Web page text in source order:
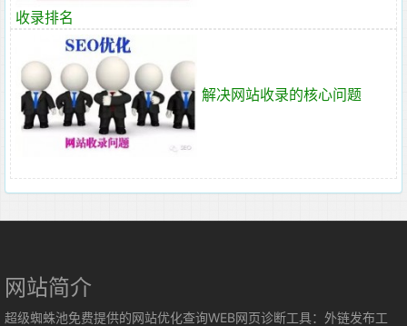
收录排名
解决网站收录的核心问题
网站简介
超级蜘蛛池免费提供的网站优化查询WEB网页诊断工具：外链发布工